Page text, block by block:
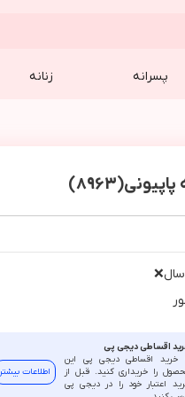
پسرانه زنانه
اقساطی دیجی پی
خرید اقساطی دیجی پی این
را خریداری کنید. قبل از
اعتبار خود را در دیجی پی
اطلاعات بیشتر